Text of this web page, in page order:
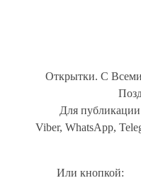
Открытки. С
Для
Viber, WhatsApp,
Или кнопкой: